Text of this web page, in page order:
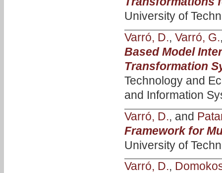
University of
Varró, D., Varró, G.
Based Model
Transformation
Technology and
and Information
Varró, D., and
Framework for
University of
Varró, D.,